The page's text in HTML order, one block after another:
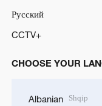
Русский
CCTV+
CHOOSE YOUR
Albanian Shqip